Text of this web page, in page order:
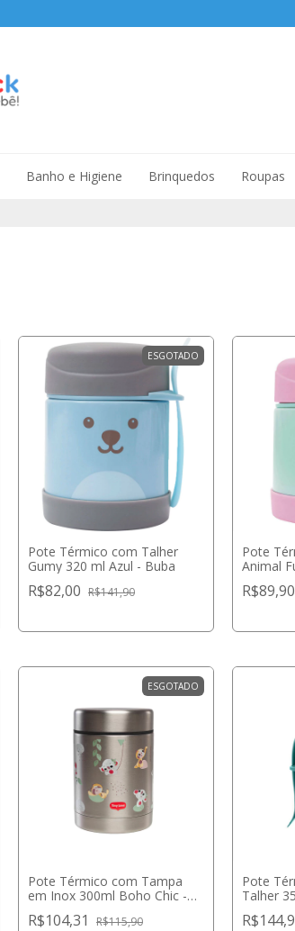
Banho e Higiene Brinquedos Roupas
ESGOTADO
Pote Térmico com Talher
Gumy 320 ml Azul - Buba
R$82,00 R$141,90
Pote
Animal
R$89,90
ESGOTADO
Pote Térmico com Tampa
em Inox 300ml Boho Chic -
R$104,31 R$115,90
Pote
Talher